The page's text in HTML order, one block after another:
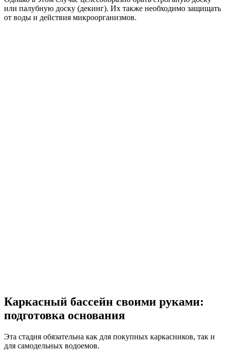
или палубную доску (декинг). Их также необходимо защищать
от воды и действия микроорганизмов.
Каркасный бассейн своими руками:
подготовка основания
Эта стадия обязательна как для покупных каркасников, так и
для самодельных водоемов.